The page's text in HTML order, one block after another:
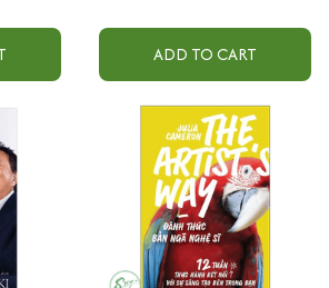
ADD TO CART